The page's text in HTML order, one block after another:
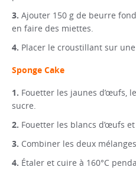
Ajouter 150 g de beurre
en faire des miettes.
Placer le croustillant sur
Sponge Cake
Fouetter les jaunes d’œufs,
sucre.
Fouetter les blancs d’œufs et
Combiner les deux
Étaler et cuire à 160°C